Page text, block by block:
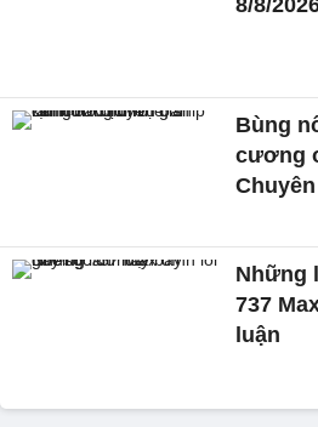
Bùng
cương
Những
737
luận